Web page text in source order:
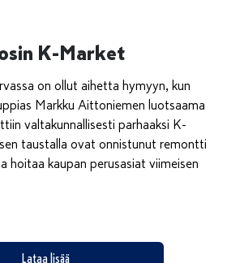
K-Market
on ollut aihetta hymyyn, kun
Markku Aittoniemen luotsaama
valtakunnallisesti parhaaksi K-
taustalla ovat onnistunut remontti
hoitaa kaupan perusasiat viimeisen
Lataa lisää